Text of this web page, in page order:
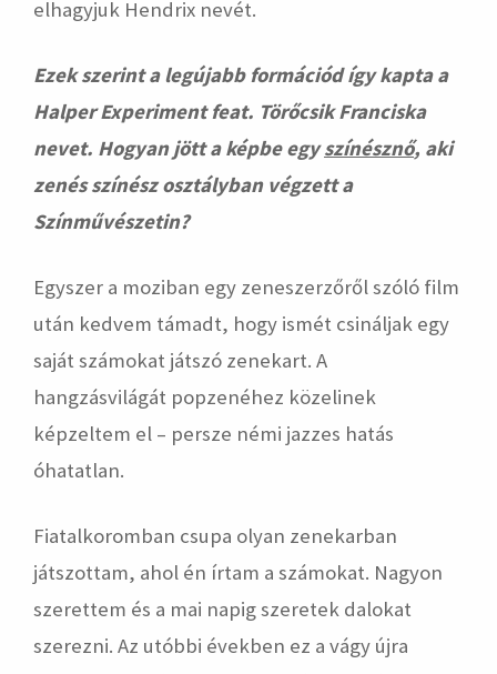
elhagyjuk Hendrix nevét.
Ezek szerint a legújabb formációd így kapta a
Halper Experiment feat. Törőcsik Franciska
nevet. Hogyan jött a képbe egyszínésznő, aki
zenés színész osztályban végzett a
Színművészetin?
Egyszer a moziban egy zeneszerzőről szóló film
után kedvem támadt, hogy ismét csináljak egy
saját számokat játszó zenekart. A
hangzásvilágát popzenéhez közelinek
képzeltem el – persze némi jazzes hatás
óhatatlan.
Fiatalkoromban csupa olyan zenekarban
játszottam, ahol én írtam a számokat. Nagyon
szerettem és a mai napig szeretek dalokat
szerezni. Az utóbbi években ez a vágy újra